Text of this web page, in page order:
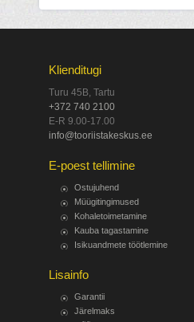
Klienditugi
Turu 45B, Tartu
+372 740 2100
E-R 9.00-17.00
info@tooriistakeskus.ee
E-poest tellimine
Ostujuhend
Müügitingimused
Kohaletoimetamine
Kauba tagastamine
Isikuandmete töötlemine
Lisainfo
Garantii
Järelmaks